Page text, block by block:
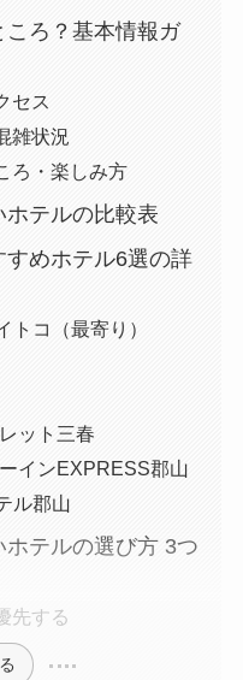
ろ？基本情報ガ
セス
雑状況
ろ・楽しみ方
テルの比較表
めホテル6選の詳
トコ（最寄り）
ット三春
インEXPRESS郡山
ル郡山
テルの選び方 3つ
先する